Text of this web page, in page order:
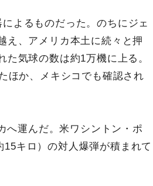
よるものだった。のちにジェ
え、アメリカ本土に続々と押
気球の数は約1万機に上る。
ほか、メキシコでも確認され
へ運んだ。米ワシントン・ポ
キロ）の対人爆弾が積まれて